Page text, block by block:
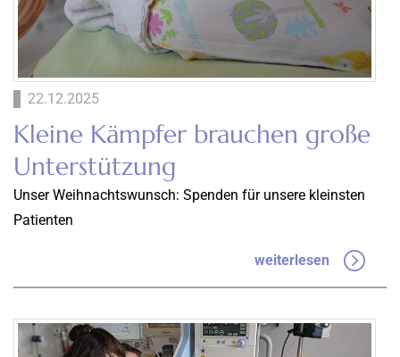
22.12.2025
Kleine Kämpfer brauchen große
Unterstützung
Unser Weihnachtswunsch: Spenden für unsere kleinsten
Patienten
weiterlesen